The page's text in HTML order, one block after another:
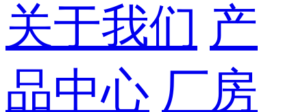
关于我们 产
品中心 厂房